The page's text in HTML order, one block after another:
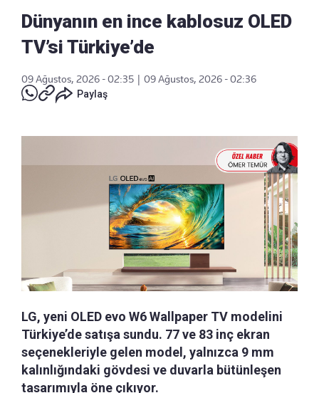
Dünyanın en ince kablosuz OLED
TV’si Türkiye’de
09 Ağustos, 2026 - 02:35
09 Ağustos, 2026 - 02:36
Paylaş
LG, yeni OLED evo W6 Wallpaper TV modelini
Türkiye’de satışa sundu. 77 ve 83 inç ekran
seçenekleriyle gelen model, yalnızca 9 mm
kalınlığındaki gövdesi ve duvarla bütünleşen
tasarımıyla öne çıkıyor.